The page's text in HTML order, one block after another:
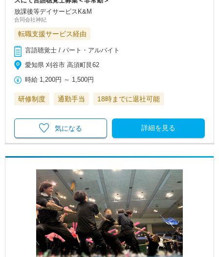
放課後等デイサービスK&M
合同会社神紀
転職支援サービス経由
言語聴覚士 / パート・アルバイト
愛知県 刈谷市 高須町艮62
時給 1,200円 ～ 1,500円
研修制度 通勤手当 18時までに退社可能
詳細を見る
気になる